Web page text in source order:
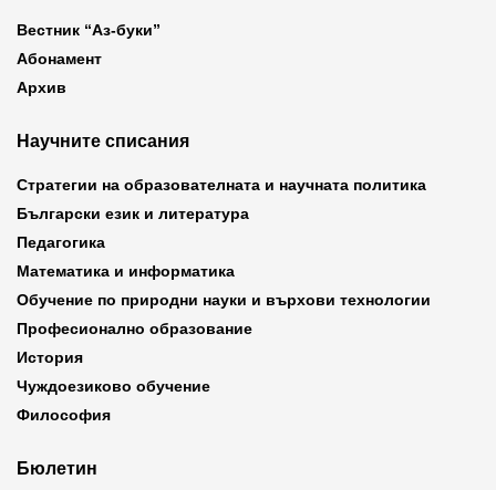
Вестник “Аз-буки”
Абонамент
Архив
Научните списания
Стратегии на образователната и научната политика
Български език и литература
Педагогика
Математика и информатика
Обучение по природни науки и върхови технологии
Професионално образование
История
Чуждоезиково обучение
Философия
Бюлетин